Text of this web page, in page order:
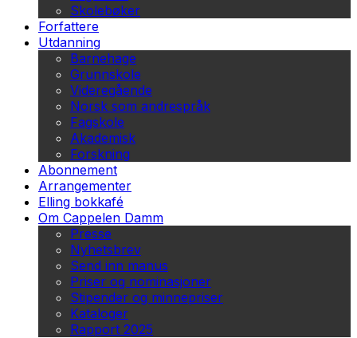
Skolebøker
Forfattere
Utdanning
Barnehage
Grunnskole
Videregående
Norsk som andrespråk
Fagskole
Akademisk
Forskning
Abonnement
Arrangementer
Elling bokkafé
Om Cappelen Damm
Presse
Nyhetsbrev
Send inn manus
Priser og nominasjoner
Stipender og minnepriser
Kataloger
Rapport 2025